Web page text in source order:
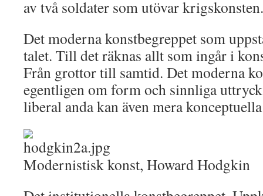
av två soldater som utövar krigskonsten.
Det moderna konstbegreppet som
talet. Till det räknas allt som ingår i
Från grottor till samtid. Det moderna
egentligen om form och sinnliga
liberal anda kan även mera
Modernistisk konst, Howard Hodgkin